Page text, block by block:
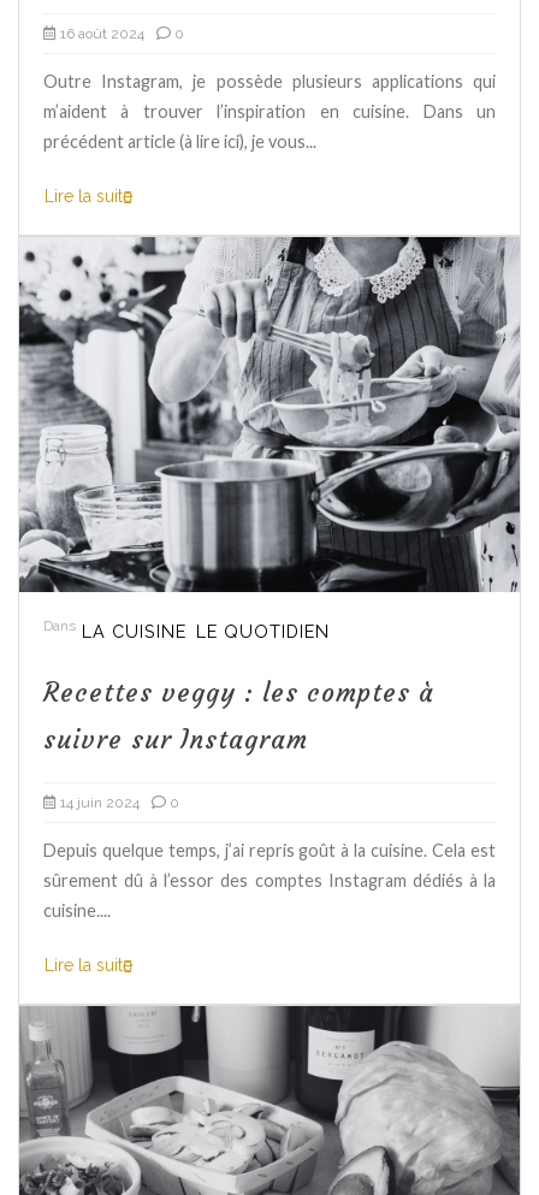
16 août 2024 0
Outre Instagram, je possède plusieurs applications qui
m’aident à trouver l’inspiration en cuisine. Dans un
précédent article (à lire ici), je vous...
Lire la suite
Dans LA CUISINE LE QUOTIDIEN
Recettes veggy : les comptes à
suivre sur Instagram
14 juin 2024 0
Depuis quelque temps, j’ai repris goût à la cuisine. Cela est
sûrement dû à l’essor des comptes Instagram dédiés à la
cuisine....
Lire la suite